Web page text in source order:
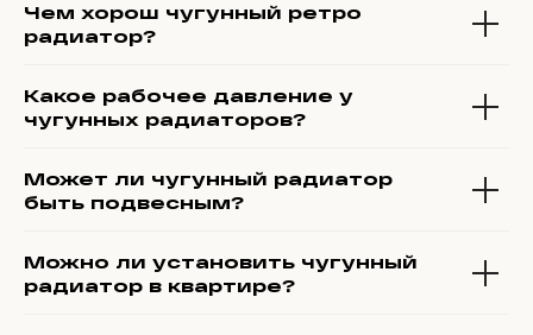
Чем хорош чугунный ретро
радиатор?
Какое рабочее давление у
чугунных радиаторов?
Может ли чугунный радиатор
быть подвесным?
Можно ли установить чугунный
радиатор в квартире?